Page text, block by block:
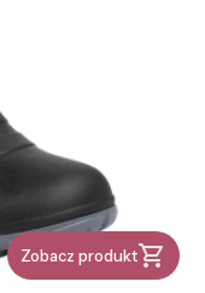
Zobacz produkt